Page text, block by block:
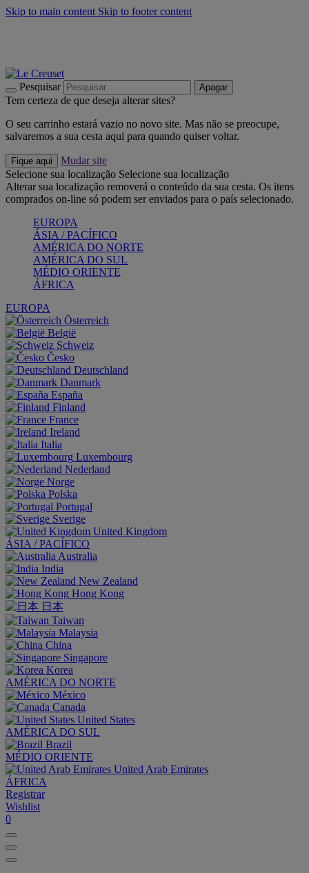
Skip to main content Skip to footer content
Pesquisar Apagar
Tem certeza de que deseja alterar sites?
O seu carrinho estará vazio no novo site. Mas não se preocupe,
salvaremos a sua cesta aqui para quando quiser voltar.
Fique aqui
Mudar site
Selecione sua localização Selecione sua localização
Alterar sua localização removerá o conteúdo da sua cesta. Os itens
comprados on-line só podem ser enviados para o país selecionado.
EUROPA
ÁSIA / PACÍFICO
AMÉRICA DO NORTE
AMÉRICA DO SUL
MÉDIO ORIENTE
ÁFRICA
EUROPA
Österreich
België
Schweiz
Česko
Deutschland
Danmark
España
Finland
France
Ireland
Italia
Luxembourg
Nederland
Norge
Polska
Portugal
Sverige
United Kingdom
ÁSIA / PACÍFICO
Australia
India
New Zealand
Hong Kong
日本
Taiwan
Malaysia
China
Singapore
Korea
AMÉRICA DO NORTE
México
Canada
United States
AMÉRICA DO SUL
Brazil
MÉDIO ORIENTE
United Arab Emirates
ÁFRICA
Registrar
Wishlist
0